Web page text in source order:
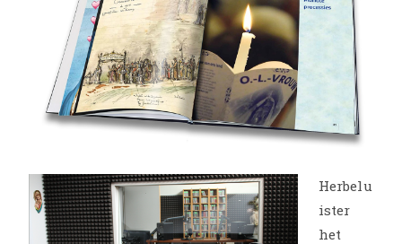
Herbelu
ister
het